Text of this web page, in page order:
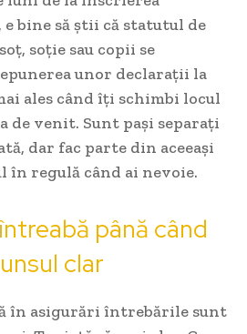
bine să știi că statutul de
soție sau copii se
unor declarații la
ales când îți schimbi locul
de venit. Sunt pași separați
dar fac parte din aceeași
în regulă când ai nevoie.
până când
clar
în asigurări întrebările sunt